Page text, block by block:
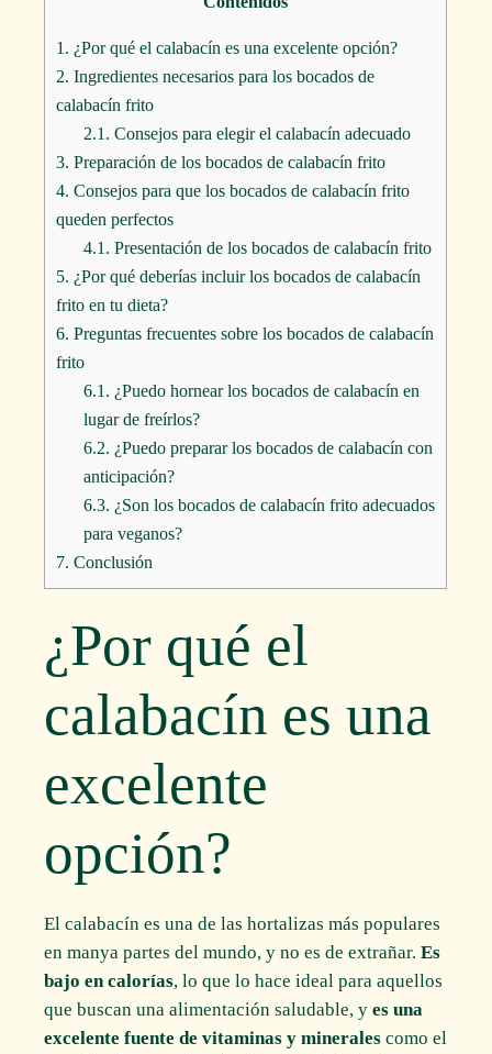
1. ¿Por qué el calabacín es una excelente opción?
2. Ingredientes necesarios para los bocados de
calabacín frito
2.1. Consejos para elegir el calabacín adecuado
3. Preparación de los bocados de calabacín frito
4. Consejos para que los bocados de calabacín frito
queden perfectos
4.1. Presentación de los bocados de calabacín frito
5. ¿Por qué deberías incluir los bocados de calabacín
frito en tu dieta?
6. Preguntas frecuentes sobre los bocados de calabacín
frito
6.1. ¿Puedo hornear los bocados de calabacín en
lugar de freírlos?
6.2. ¿Puedo preparar los bocados de calabacín con
anticipación?
6.3. ¿Son los bocados de calabacín frito adecuados
para veganos?
7. Conclusión
¿Por qué el
calabacín es una
excelente
opción?
El calabacín es una de las hortalizas más populares
en manya partes del mundo, y no es de extrañar.Es
bajo en calorías, lo que lo hace ideal para aquellos
que buscan una alimentación saludable, yes una
excelente fuente de vitaminas y minerales como el